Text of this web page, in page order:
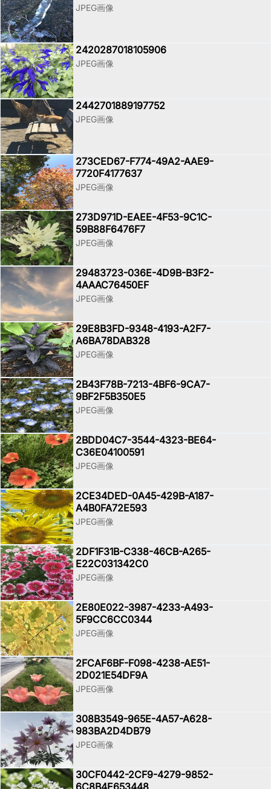
JPEG画像
2420287018105906
JPEG画像
2442701889197752
JPEG画像
273CED67-F774-49A2-AAE9-
7720F4177637
JPEG画像
273D971D-EAEE-4F53-9C1C-
59B88F6476F7
JPEG画像
29483723-036E-4D9B-B3F2-
4AAAC76450EF
JPEG画像
29E8B3FD-9348-4193-A2F7-
A6BA78DAB328
JPEG画像
2B43F78B-7213-4BF6-9CA7-
9BF2F5B350E5
JPEG画像
2BDD04C7-3544-4323-BE64-
C36E04100591
JPEG画像
2CE34DED-0A45-429B-A187-
A4B0FA72E593
JPEG画像
2DF1F31B-C338-46CB-A265-
E22C031342C0
JPEG画像
2E80E022-3987-4233-A493-
5F9CC6CC0344
JPEG画像
2FCAF6BF-F098-4238-AE51-
2D021E54DF9A
JPEG画像
308B3549-965E-4A57-A628-
983BA2D4DB79
JPEG画像
30CF0442-2CF9-4279-9852-
6C8B4E653448